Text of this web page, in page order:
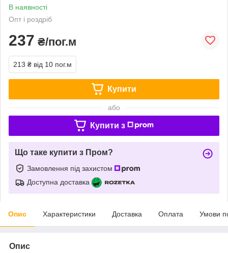
В наявності
Опт і роздріб
237 ₴/пог.м
213 ₴ від 10 пог.м
Купити
або
Купити з
Що таке купити з Пром?
Замовлення під захистом
Доступна доставка
Опис Характеристики Доставка Оплата Умови
Опис